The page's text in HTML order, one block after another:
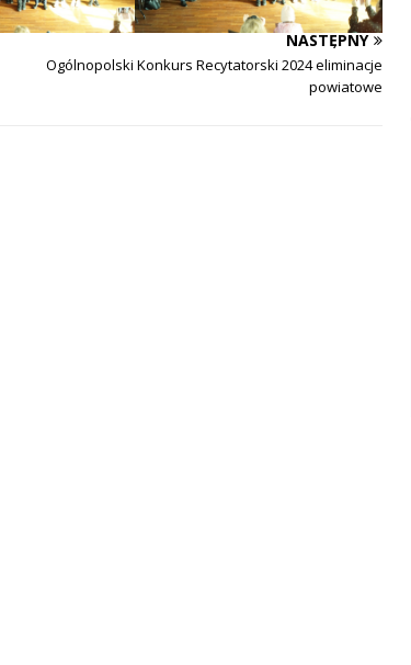
NASTĘPNY
Ogólnopolski Konkurs Recytatorski 2024 eliminacje
powiatowe